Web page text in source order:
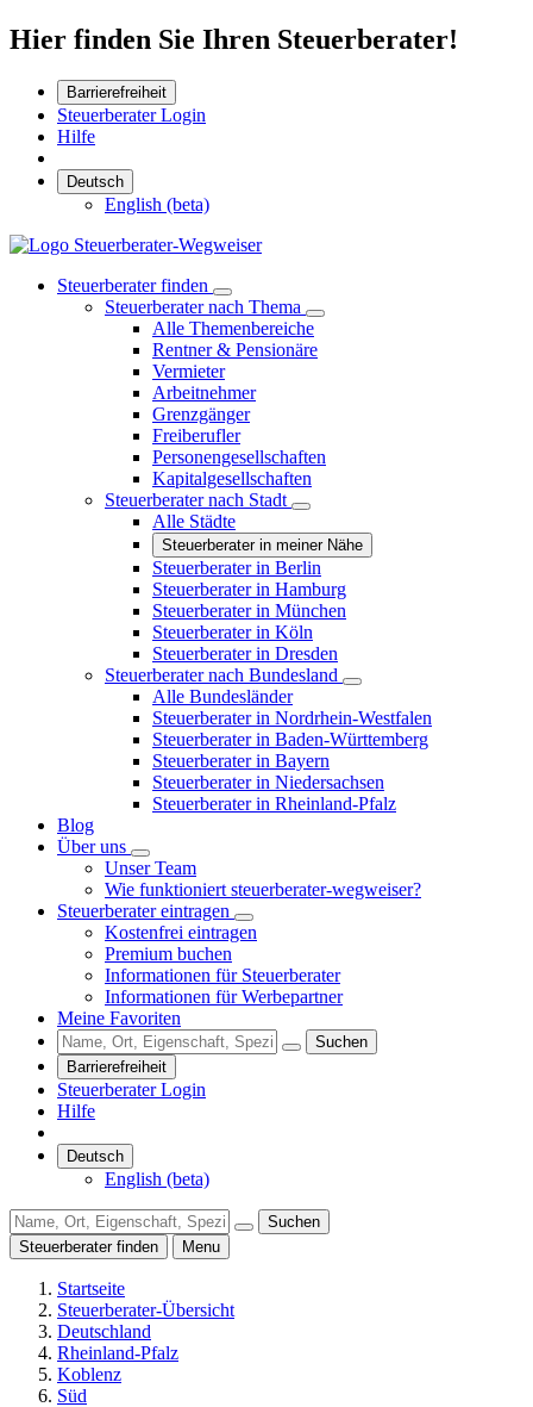
Hier finden Sie Ihren Steuerberater!
Barrierefreiheit
Steuerberater Login
Hilfe
Deutsch
English (beta)
Steuerberater finden
Steuerberater nach Thema
Alle Themenbereiche
Rentner & Pensionäre
Vermieter
Arbeitnehmer
Grenzgänger
Freiberufler
Personengesellschaften
Kapitalgesellschaften
Steuerberater nach Stadt
Alle Städte
Steuerberater in meiner Nähe
Steuerberater in Berlin
Steuerberater in Hamburg
Steuerberater in München
Steuerberater in Köln
Steuerberater in Dresden
Steuerberater nach Bundesland
Alle Bundesländer
Steuerberater in Nordrhein-Westfalen
Steuerberater in Baden-Württemberg
Steuerberater in Bayern
Steuerberater in Niedersachsen
Steuerberater in Rheinland-Pfalz
Blog
Über uns
Unser Team
Wie funktioniert steuerberater-wegweiser?
Steuerberater eintragen
Kostenfrei eintragen
Premium buchen
Informationen für Steuerberater
Informationen für Werbepartner
Meine Favoriten
Suchen
Barrierefreiheit
Steuerberater Login
Hilfe
Deutsch
English (beta)
Suchen
Steuerberater finden
Menu
Startseite
Steuerberater-Übersicht
Deutschland
Rheinland-Pfalz
Koblenz
Süd